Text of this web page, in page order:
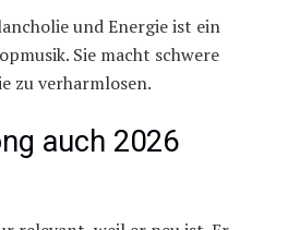
und Energie ist ein
Sie macht schwere
zu verharmlosen.
auch 2026